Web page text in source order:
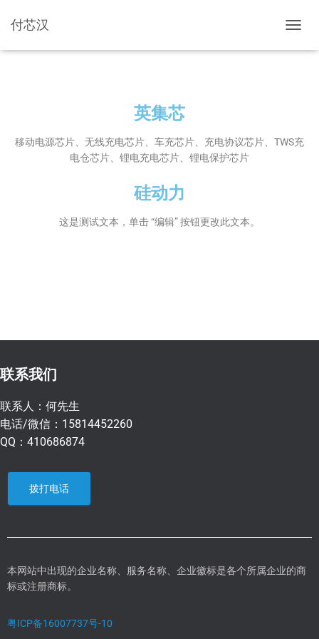
付芯汉
英集芯
移动电源芯片、无线充电芯片、车充芯片、充电协议芯片、TWS充
电仓芯片、锂电充电芯片、锂电保护芯片
硅动力
这是测试文本，单击 “编辑” 按钮更改此文本。
联系我们
联系人：何先生
电话/微信：15814452260
QQ：410686874
拨打电话
本网站中出现的企业名称、服务名称、企业徽标是各个所属企业的商
标或注册商标。
粤ICP备16007737号-10